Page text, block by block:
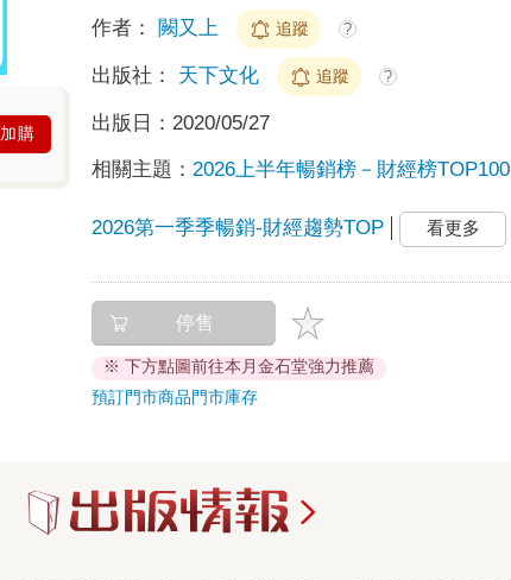
加購
作者： 闕又上 追蹤 ?
出版社： 天下文化 追蹤 ?
出版日： 2020/05/27
相關主題： 2026上半年暢銷榜－財經榜TOP100
2026第一季季暢銷-財經趨勢TOP 看更多
停售
※ 下方點圖前往本月金石堂強力推薦
預訂門市商品門市庫存